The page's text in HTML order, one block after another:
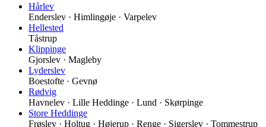
Hårlev
Enderslev · Himlingøje · Varpelev
Hellested
Tåstrup
Klippinge
Gjorslev · Magleby
Lyderslev
Boestofte · Gevnø
Rødvig
Havnelev · Lille Heddinge · Lund · Skørpinge
Store Heddinge
Frøslev · Holtug · Højerup · Renge · Sigerslev · Tommestrup